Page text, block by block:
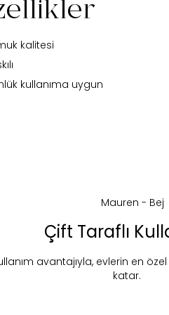
kalitesi
kullanıma uygun
Çift Taraflı
avantajıyla, evlerin en
katar.
Bu ürün